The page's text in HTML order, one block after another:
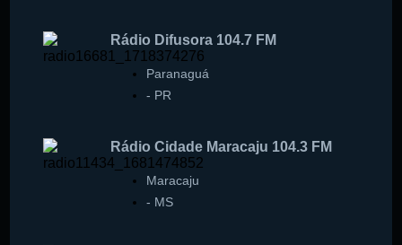
Rádio Difusora 104.7 FM
Paranaguá
- PR
Rádio Cidade Maracaju 104.3 FM
Maracaju
- MS